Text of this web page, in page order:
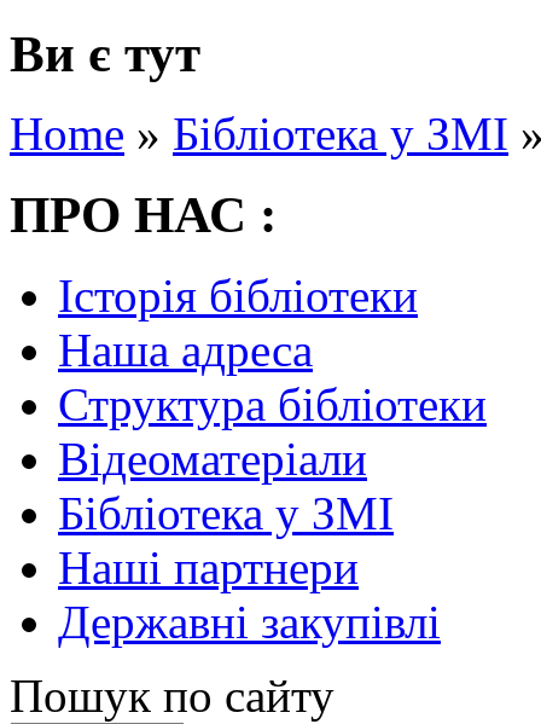
Ви є тут
Home » Бібліотека у ЗМІ
ПРО НАС :
Історія бібліотеки
Наша адреса
Структура бібліотеки
Відеоматеріали
Бібліотека у ЗМІ
Наші партнери
Державні закупівлі
Пошук по сайту